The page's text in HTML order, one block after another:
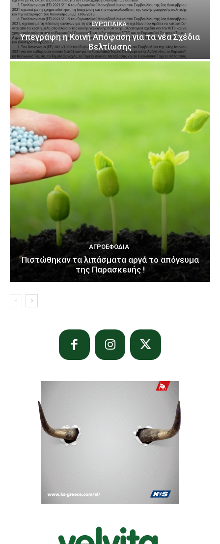
ΕΥΡΩΠΑΪΚΆ
Υπεγράφη η Κοινή Απόφαση για τα νέα Σχέδια
Βελτίωσης
ΑΓΡΟΕΦΌΔΙΑ
Πιστώθηκαν τα λιπάσματα αργά το απόγευμα
της Παρασκευής !